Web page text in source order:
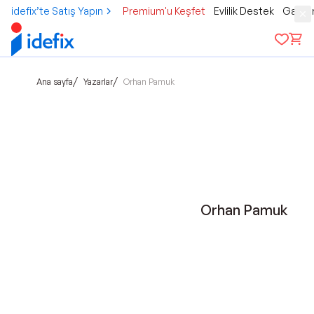
idefix’te Satış Yapın Premium'u Keşfet Evlilik Destek
Ana sayfa/ Yazarlar/ Orhan Pamuk
Orhan Pamuk